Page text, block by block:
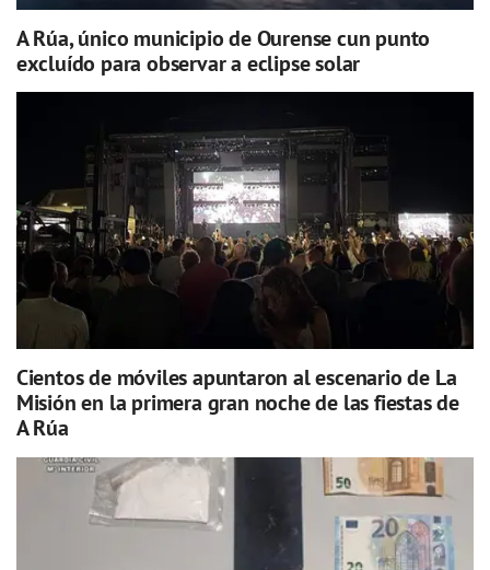
A Rúa, único municipio de Ourense cun punto
excluído para observar a eclipse solar
Cientos de móviles apuntaron al escenario de La
Misión en la primera gran noche de las fiestas de
A Rúa